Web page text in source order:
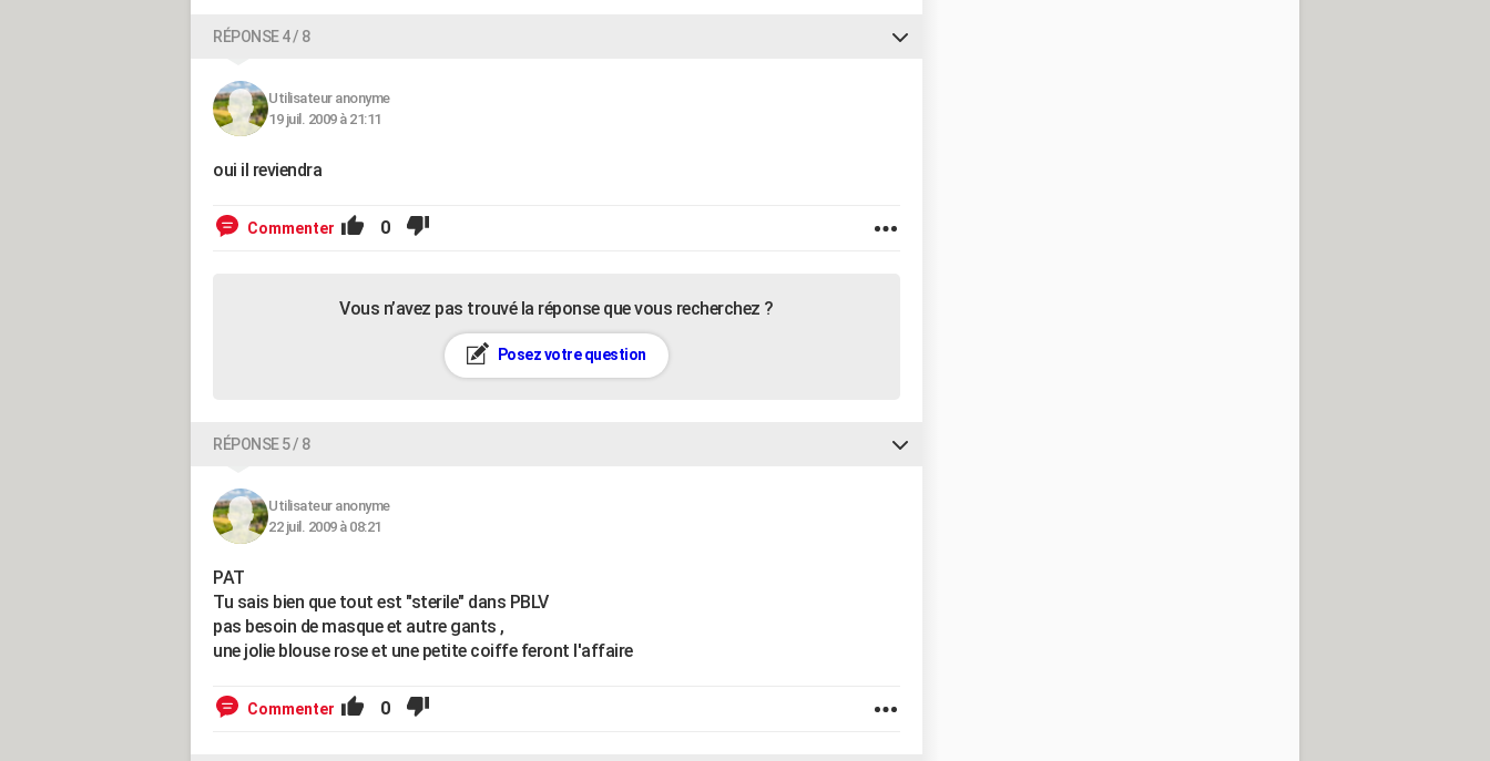
RÉPONSE 4 / 8
Utilisateur anonyme
19 juil. 2009 à 21:11
oui il reviendra
Commenter 0
Vous n’avez pas trouvé la réponse que vous recherchez ?
Posez votre question
RÉPONSE 5 / 8
Utilisateur anonyme
22 juil. 2009 à 08:21
PAT
Tu sais bien que tout est "sterile" dans PBLV
pas besoin de masque et autre gants ,
une jolie blouse rose et une petite coiffe feront l'affaire
Commenter 0